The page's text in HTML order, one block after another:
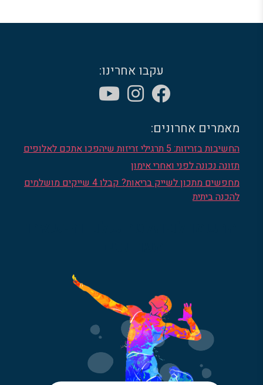
עקבו אחרינו:
מאמרים אחרונים:
החשיבות בזריזות: 5 תרגילי זריזות שיהפכו אתכם לאלופים
תזונה נכונה לפני ואחרי אימון
מחפשים מתכון לשייק בריאות? קבלו 4 שייקים מושלמים
להכנה ביתית